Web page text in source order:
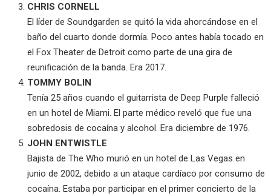
CHRIS CORNELL
El líder de Soundgarden se quitó la vida ahorcándose en el
baño del cuarto donde dormía. Poco antes había tocado en
el Fox Theater de Detroit como parte de una gira de
reunificación de la banda. Era 2017.
TOMMY BOLIN
Tenía 25 años cuando el guitarrista de Deep Purple falleció
en un hotel de Miami. El parte médico reveló que fue una
sobredosis de cocaína y alcohol. Era diciembre de 1976.
JOHN ENTWISTLE
Bajista de The Who murió en un hotel de Las Vegas en
junio de 2002, debido a un ataque cardíaco por consumo de
cocaína. Estaba por participar en el primer concierto de la